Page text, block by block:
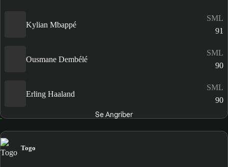
Kylian Mbappé
SML
91
Ousmane Dembélé
SML
90
Erling Haaland
SML
90
Se Angriber
Togo